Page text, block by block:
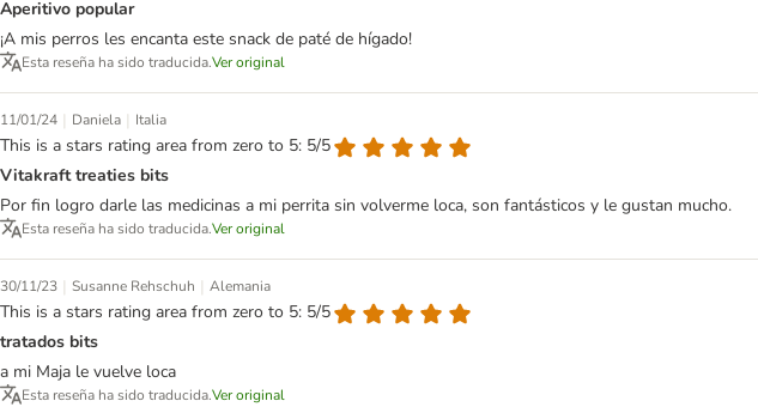
Aperitivo popular
¡A mis perros les encanta este snack de paté de hígado!
Esta reseña ha sido traducida.Ver original
11/01/24 | Daniela | Italia
This is a stars rating area from zero to 5: 5/5
Vitakraft treaties bits
Por fin logro darle las medicinas a mi perrita sin volverme loca, son fantásticos y le gustan mucho.
Esta reseña ha sido traducida.Ver original
30/11/23 | Susanne Rehschuh | Alemania
This is a stars rating area from zero to 5: 5/5
tratados bits
a mi Maja le vuelve loca
Esta reseña ha sido traducida.Ver original